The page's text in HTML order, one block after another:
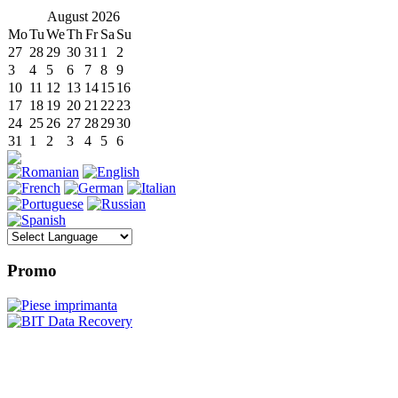
August 2026
MoTuWeTh Fr Sa Su
27 28 29 30 31 1
2
3
4 5 6 7 8 9
10 11 12 13 141516
17 18 19 20 21 22 23
24 25 26 27 282930
31
1 2 3 4 5 6
Promo